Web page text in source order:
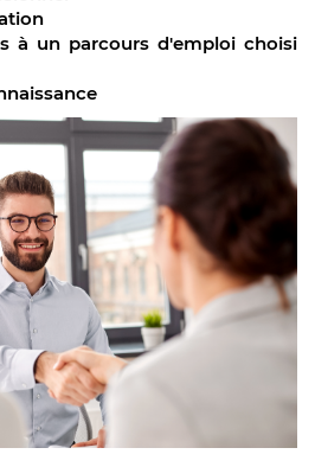
à un parcours d'emploi choisi